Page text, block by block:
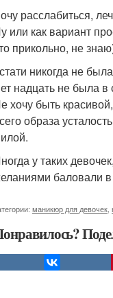
расслабиться,
или как вариант
прикольно, не
никогда не
надцать не была в
хочу быть
образа
у таких
баловали
маникюр для девочек